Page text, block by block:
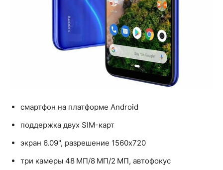
смартфон на платформе Android
поддержка двух SIM-карт
экран 6.09", разрешение 1560x720
три камеры 48 МП/8 МП/2 МП, автофокус